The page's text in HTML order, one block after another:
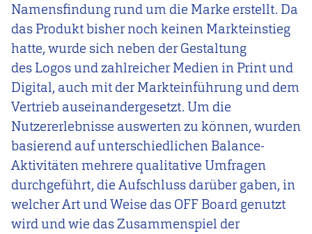
Namensfindung rund um die Marke erstellt. Da
das Produkt bisher noch keinen Markteinstieg
hatte, wurde sich neben der Gestaltung
des Logos und zahlreicher Medien in Print und
Digital, auch mit der Markteinführung und dem
Vertrieb auseinandergesetzt. Um die
Nutzererlebnisse auswerten zu können, wurden
basierend auf unterschiedlichen Balance-
Aktivitäten mehrere qualitative Umfragen
durchgeführt, die Aufschluss darüber gaben, in
welcher Art und Weise das OFF Board genutzt
wird und wie das Zusammenspiel der